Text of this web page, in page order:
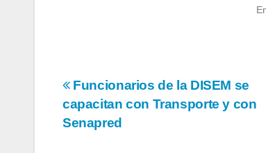
Navegación
de
Funcionarios de la DISEM se
capacitan con Transporte y con
Senapred